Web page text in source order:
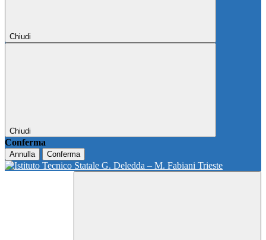
Chiudi
Chiudi
Conferma
Annulla Conferma